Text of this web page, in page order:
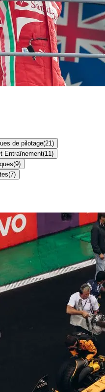
de pilotage(21 )
Entraînement(11 )
(9)
(7)